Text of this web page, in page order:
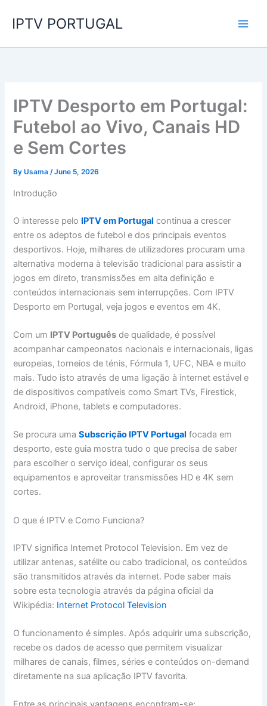
IPTV PORTUGAL
IPTV Desporto em Portugal:
Futebol ao Vivo, Canais HD
e Sem Cortes
ByUsama/June 5, 2026
Introdução
O interesse pelo IPTV em Portugal continua a crescer
entre os adeptos de futebol e dos principais eventos
desportivos. Hoje, milhares de utilizadores procuram uma
alternativa moderna à televisão tradicional para assistir a
jogos em direto, transmissões em alta definição e
conteúdos internacionais sem interrupções. Com IPTV
Desporto em Portugal, veja jogos e eventos em 4K.
Com um IPTV Português de qualidade, é possível
acompanhar campeonatos nacionais e internacionais, ligas
europeias, torneios de ténis, Fórmula 1, UFC, NBA e muito
mais. Tudo isto através de uma ligação à internet estável e
de dispositivos compatíveis como Smart TVs, Firestick,
Android, iPhone, tablets e computadores.
Se procura umaSubscrição IPTV Portugal focada em
desporto, este guia mostra tudo o que precisa de saber
para escolher o serviço ideal, configurar os seus
equipamentos e aproveitar transmissões HD e 4K sem
cortes.
O que é IPTV e Como Funciona?
IPTV significa Internet Protocol Television. Em vez de
utilizar antenas, satélite ou cabo tradicional, os conteúdos
são transmitidos através da internet. Pode saber mais
sobre esta tecnologia através da página oficial da
Wikipédia: Internet Protocol Television
O funcionamento é simples. Após adquirir uma subscrição,
recebe os dados de acesso que permitem visualizar
milhares de canais, filmes, séries e conteúdos on-demand
diretamente na sua aplicação IPTV favorita.